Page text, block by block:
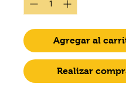
Agregar al
Realizar